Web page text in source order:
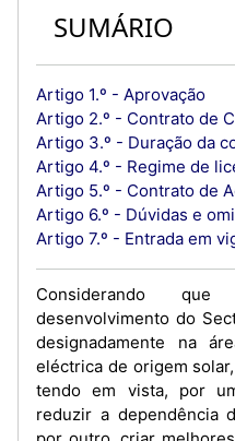
SUMÁRIO
Artigo 1.º - Aprovação
Artigo 2.º - Contrato de
Artigo 3.º - Duração da
Artigo 4.º - Regime de
Artigo 5.º - Contrato de
Artigo 6.º - Dúvidas e
Artigo 7.º - Entrada em
Considerando
desenvolvimento do
designadamente na
eléctrica de origem
tendo em vista, por
reduzir a dependência